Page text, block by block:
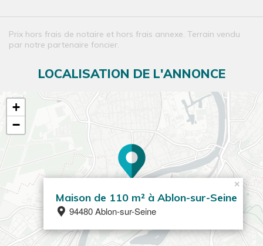
Prix hors frais de notaire et hors frais annexe. Terrain vendu
par notre partenaire foncier.
LOCALISATION DE L'ANNONCE
Maison de 110 m² à Ablon-sur-Seine
94480 Ablon-sur-Seine
×
+
−